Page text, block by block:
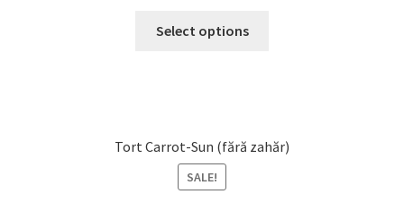
Select options
Tort Carrot-Sun (fără zahăr)
SALE!